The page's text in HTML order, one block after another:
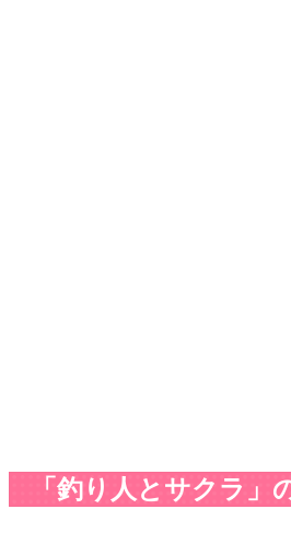
「釣り人とサクラ」